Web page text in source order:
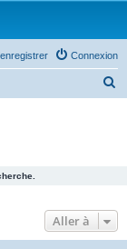
Connexion
c
Aller à